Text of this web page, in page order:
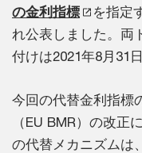
の金利指標
を指定
れ公表しました。両
付けは2021年8月31
今回の代替金利指標
（EU BMR）の改正
の代替メカニズムは